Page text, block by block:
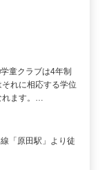
童クラブは4年制
れに相応する学位
れます。…
「原田駅」より徒